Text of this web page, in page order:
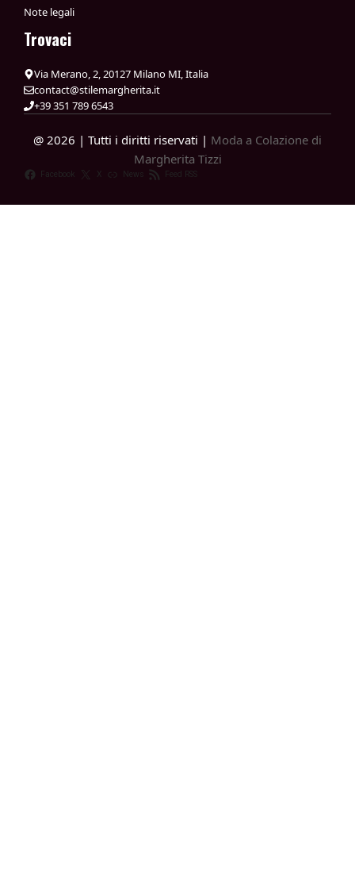
Note legali
Trovaci
Via Merano, 2, 20127 Milano MI, Italia
contact@stilemargherita.it
+39 351 789 6543
@ 2026 | Tutti i diritti riservati | Moda a Colazione di
Margherita Tizzi
Facebook X News Feed RSS